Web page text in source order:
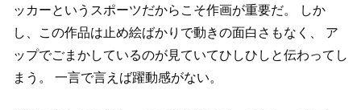
ッカーというスポーツだからこそ作画が重要だ。
しか
し、この作品は止め絵ばかりで動きの面白さもなく、
ア
ップでごまかしているのが見ていてひしひしと伝わってし
まう。
一言で言えば躍動感がない。